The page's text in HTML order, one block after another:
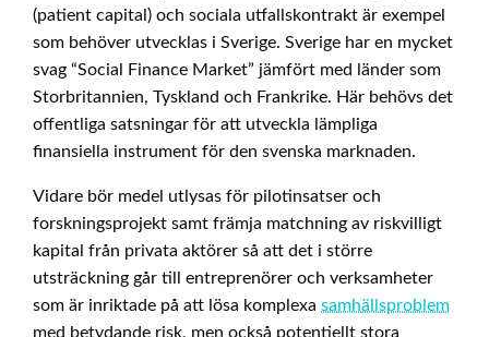
(patient capital) och sociala utfallskontrakt är exempel
som behöver utvecklas i Sverige. Sverige har en mycket
svag “Social Finance Market” jämfört med länder som
Storbritannien, Tyskland och Frankrike. Här behövs det
offentliga satsningar för att utveckla lämpliga
finansiella instrument för den svenska marknaden.
Vidare bör medel utlysas för pilotinsatser och
forskningsprojekt samt främja matchning av riskvilligt
kapital från privata aktörer så att det i större
utsträckning går till entreprenörer och verksamheter
som är inriktade på att lösa komplexa samhällsproblem
med betydande risk, men också potentiellt stora